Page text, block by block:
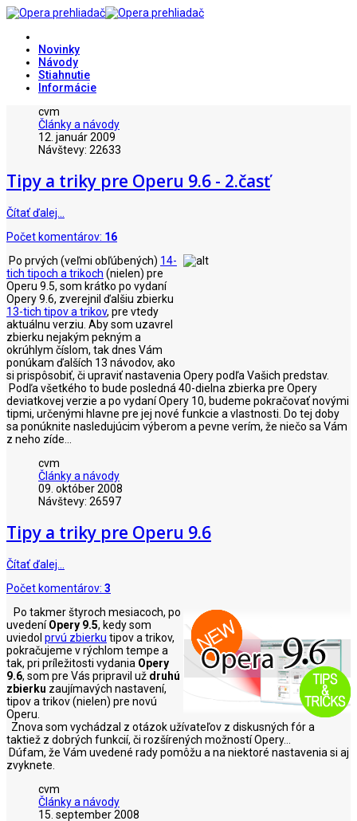
Novinky
Návody
Stiahnutie
Informácie
cvm
Články a návody
12. január 2009
Návštevy: 22633
Tipy a triky pre Operu 9.6 - 2.časť
Čítať ďalej…
Počet komentárov: 16
Po prvých (veľmi obľúbených) 14-
tich tipoch a trikoch (nielen) pre
Operu 9.5, som krátko po vydaní
Opery 9.6, zverejnil ďalšiu zbierku
13-tich tipov a trikov, pre vtedy
aktuálnu verziu. Aby som uzavrel
zbierku nejakým pekným a
okrúhlym číslom, tak dnes Vám
ponúkam ďalších 13 návodov, ako
si prispôsobiť, či upraviť nastavenia Opery podľa Vašich predstav.
Podľa všetkého to bude posledná 40-dielna zbierka pre Opery
deviatkovej verzie a po vydaní Opery 10, budeme pokračovať novými
tipmi, určenými hlavne pre jej nové funkcie a vlastnosti. Do tej doby
sa ponúknite nasledujúcim výberom a pevne verím, že niečo sa Vám
z neho zíde...
cvm
Články a návody
09. október 2008
Návštevy: 26597
Tipy a triky pre Operu 9.6
Čítať ďalej…
Počet komentárov: 3
Po takmer štyroch mesiacoch, po
uvedeníOpery 9.5, kedy som
uviedol prvú zbierku tipov a trikov,
pokračujeme v rýchlom tempe a
tak, pri príležitosti vydania Opery
9.6, som pre Vás pripravil už druhú
zbierku zaujímavých nastavení,
tipov a trikov (nielen) pre novú
Operu.
Znova som vychádzal z otázok užívateľov z diskusných fór a
taktiež z dobrých funkcií, či rozšírených možností Opery...
Dúfam, že Vám uvedené rady pomôžu a na niektoré nastavenia si aj
zvyknete.
cvm
Články a návody
15. september 2008